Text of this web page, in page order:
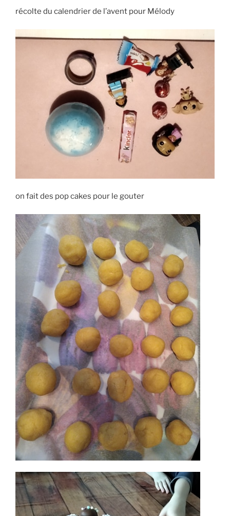
récolte du calendrier de l’avent pour Mélody
on fait des pop cakes pour le gouter